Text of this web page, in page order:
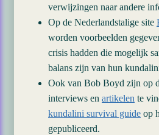
verwijzingen naar andere
Op de Nederlandstalige site
worden voorbeelden
crisis hadden die mogelijk
balans zijn van hun
Ook van Bob Boyd zijn op
interviews en artikelen te
kundalini survival guide op
gepubliceerd.